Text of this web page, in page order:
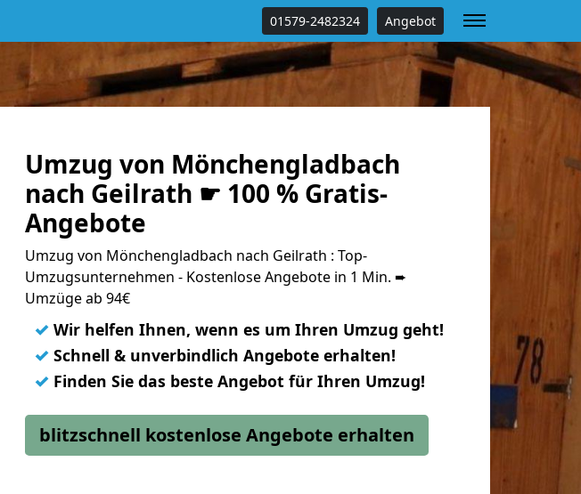
01579-2482324 Angebot
Umzug von Mönchengladbach
nach Geilrath ☛ 100 % Gratis-
Angebote
Umzug von Mönchengladbach nach Geilrath : Top-
Umzugsunternehmen - Kostenlose Angebote in 1 Min. ➨
Umzüge ab 94€
✓ Wir helfen Ihnen, wenn es um Ihren Umzug geht!
✓ Schnell & unverbindlich Angebote erhalten!
✓ Finden Sie das beste Angebot für Ihren Umzug!
blitzschnell kostenlose Angebote erhalten